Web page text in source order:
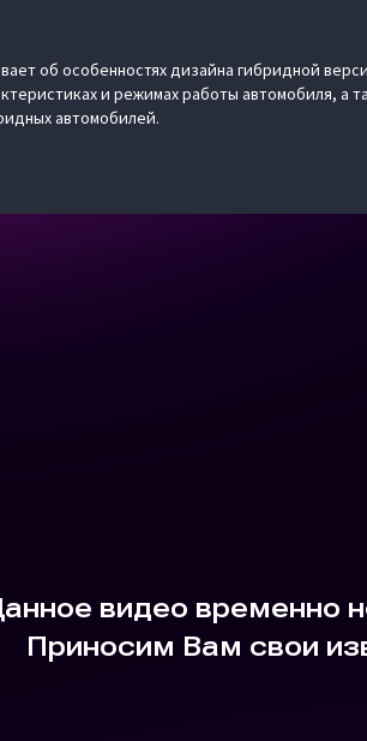
об особенностях дизайна гибридной
и режимах работы автомобиля, а
автомобилей.